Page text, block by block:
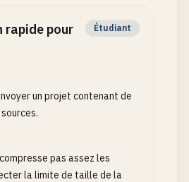
rapide pour
Étudiant
un projet contenant de
pas assez les
la limite de taille de la